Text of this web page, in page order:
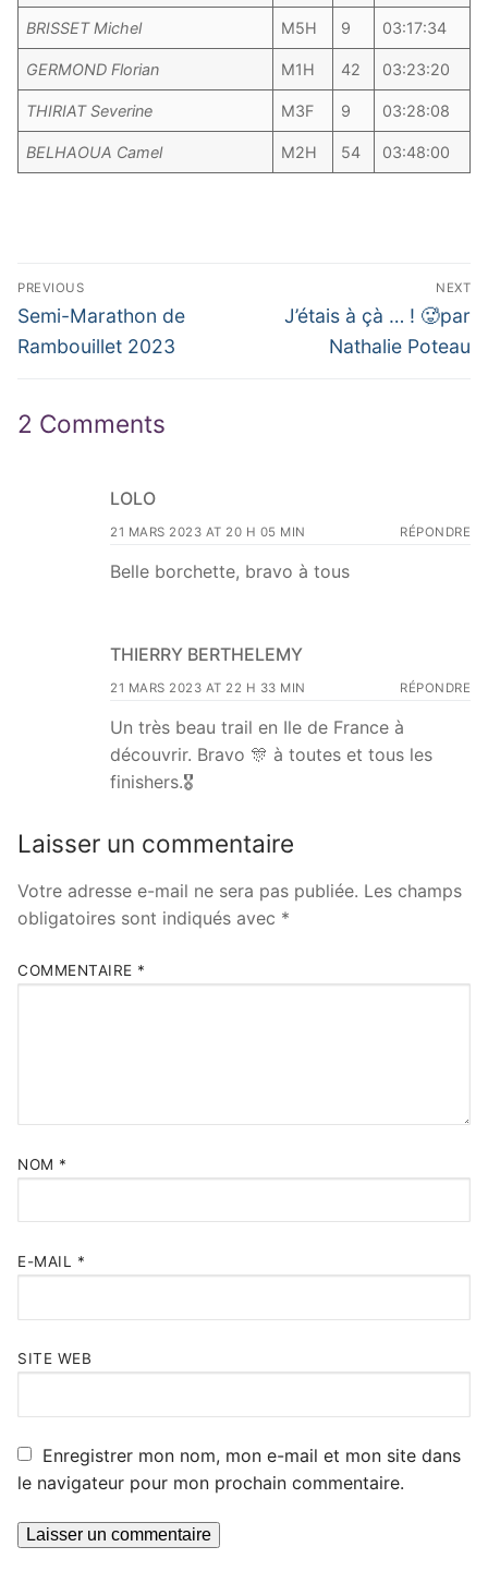
BRISSET Michel M5H 9 03:17:34
GERMOND Florian M1H 42 03:23:20
THIRIAT Severine M3F 9 03:28:08
BELHAOUA Camel M2H 54 03:48:00
Navigation
de
l’article
PREVIOUS
Previous
post:
Semi-Marathon de
Rambouillet 2023
NEXT
Next
J’étais à çà … ! 🥵par
Nathalie Poteau
2 Comments
LOLO
21 MARS 2023 AT 20 H 05 MIN RÉPONDRE
Belle borchette, bravo à tous
THIERRY BERTHELEMY
21 MARS 2023 AT 22 H 33 MIN RÉPONDRE
Un très beau trail en Ile de France à
découvrir. Bravo 🎊 à toutes et tous les
finishers.🎖
Laisser un commentaire
Votre adresse e-mail ne sera pas publiée. Les champs
obligatoires sont indiqués avec *
COMMENTAIRE *
NOM *
E-MAIL *
SITE WEB
Enregistrer mon nom, mon e-mail et mon site dans
le navigateur pour mon prochain commentaire.